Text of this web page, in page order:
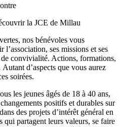
nos bénévoles vous
ses missions et ses
convivialité. Actions, formations,
d’aspects que vous aurez
soirées.
les jeunes âgés de 18 à 40 ans,
positifs et durables sur
des projets d’intérêt général en
qui partagent leurs valeurs, se faire